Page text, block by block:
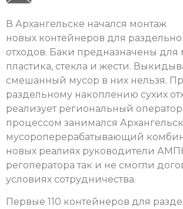
В Архангельске начался монтаж
новых контейнеров для
отходов. Баки предназначены для
пластика, стекла и жести.
смешанный мусор в них нельзя.
раздельному накоплению сухих
реализует региональный
процессом занимался
мусороперерабатывающий
новых реалиях руководители
регоператора так и не смогли
условиях сотрудничества.
Первые 110 контейнеров для